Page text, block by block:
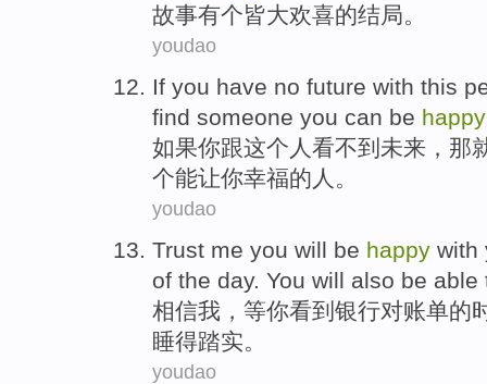
故事有个皆大欢喜的结局。
youdao
If you have no future with this
find someone you can be happy
如果你跟这个 人 看不到 未来 ，那
个能让你幸福的人。
youdao
Trust me you will be happy with
of the day. You will also be
相信我 ， 等你看到 银行对账单的
睡得踏实。
youdao